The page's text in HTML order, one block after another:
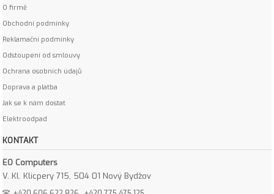
O firmě
Obchodní podmínky
Reklamační podmínky
Odstoupení od smlouvy
Ochrana osobních údajů
Doprava a platba
Jak se k nám dostat
Elektroodpad
KONTAKT
EO Computers
V. Kl. Klicpery 715, 504 01 Nový Bydžov